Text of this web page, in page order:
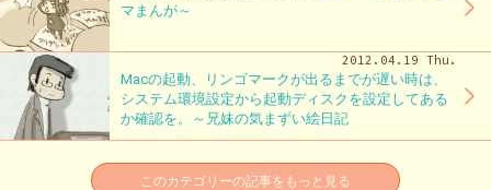
マまんが～
2012.04.19 Thu.
Macの起動、リンゴマークが出るまでが遅い時は、
システム環境設定から起動ディスクを設定してある
か確認を。～兄妹の気まずい絵日記
このカテゴリーの記事をもっと見る